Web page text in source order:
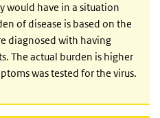
would have in a situation
of disease is based on the
diagnosed with having
The actual burden is higher
was tested for the virus.